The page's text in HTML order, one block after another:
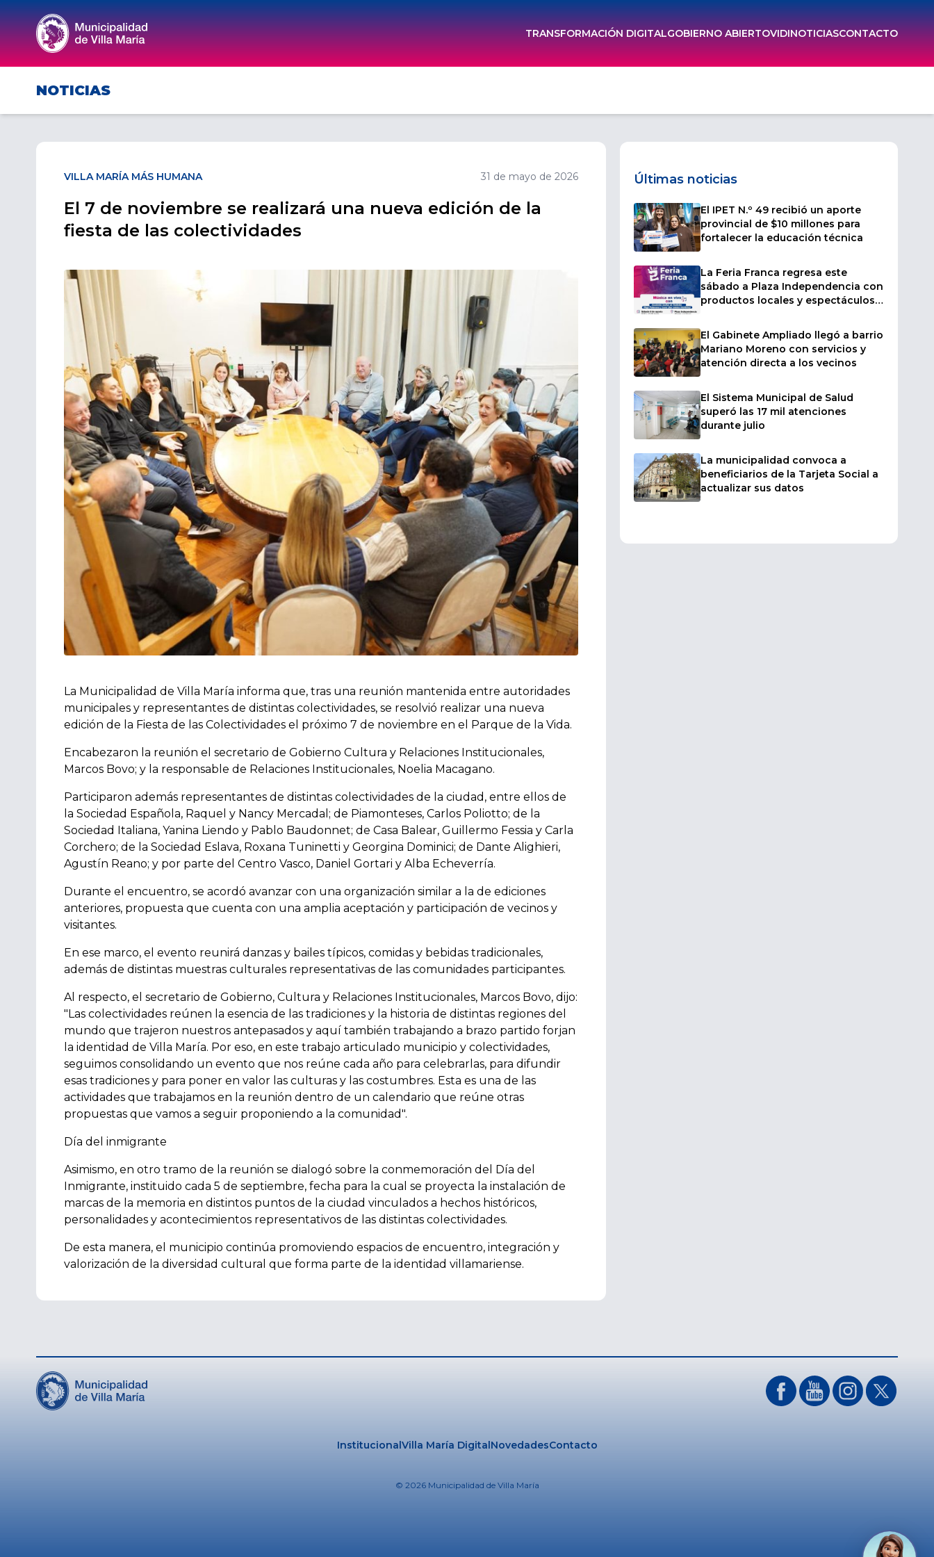
TRANSFORMACIÓN DIGITALGOBIERNO ABIERTOVIDINOTICIASCONTACTO
NOTICIAS
VILLA MARÍA MÁS HUMANA 31 de mayo de 2026
El 7 de noviembre se realizará una nueva edición de la
fiesta de las colectividades
La Municipalidad de Villa María informa que, tras una reunión mantenida entre autoridades
municipales y representantes de distintas colectividades, se resolvió realizar una nueva
edición de la Fiesta de las Colectividades el próximo 7 de noviembre en el Parque de la Vida.
Encabezaron la reunión el secretario de Gobierno Cultura y Relaciones Institucionales,
Marcos Bovo; y la responsable de Relaciones Institucionales, Noelia Macagano.
Participaron además representantes de distintas colectividades de la ciudad, entre ellos de
la Sociedad Española, Raquel y Nancy Mercadal; de Piamonteses, Carlos Poliotto; de la
Sociedad Italiana, Yanina Liendo y Pablo Baudonnet; de Casa Balear, Guillermo Fessia y Carla
Corchero; de la Sociedad Eslava, Roxana Tuninetti y Georgina Dominici; de Dante Alighieri,
Agustín Reano; y por parte del Centro Vasco, Daniel Gortari y Alba Echeverría.
Durante el encuentro, se acordó avanzar con una organización similar a la de ediciones
anteriores, propuesta que cuenta con una amplia aceptación y participación de vecinos y
visitantes.
En ese marco, el evento reunirá danzas y bailes típicos, comidas y bebidas tradicionales,
además de distintas muestras culturales representativas de las comunidades participantes.
Al respecto, el secretario de Gobierno, Cultura y Relaciones Institucionales, Marcos Bovo, dijo:
"Las colectividades reúnen la esencia de las tradiciones y la historia de distintas regiones del
mundo que trajeron nuestros antepasados y aquí también trabajando a brazo partido forjan
la identidad de Villa María. Por eso, en este trabajo articulado municipio y colectividades,
seguimos consolidando un evento que nos reúne cada año para celebrarlas, para difundir
esas tradiciones y para poner en valor las culturas y las costumbres. Esta es una de las
actividades que trabajamos en la reunión dentro de un calendario que reúne otras
propuestas que vamos a seguir proponiendo a la comunidad".
Día del inmigrante
Asimismo, en otro tramo de la reunión se dialogó sobre la conmemoración del Día del
Inmigrante, instituido cada 5 de septiembre, fecha para la cual se proyecta la instalación de
marcas de la memoria en distintos puntos de la ciudad vinculados a hechos históricos,
personalidades y acontecimientos representativos de las distintas colectividades.
De esta manera, el municipio continúa promoviendo espacios de encuentro, integración y
valorización de la diversidad cultural que forma parte de la identidad villamariense.
Últimas noticias
El IPET N.º 49 recibió un aporte
provincial de $10 millones para
fortalecer la educación técnica
La Feria Franca regresa este
sábado a Plaza Independencia con
productos locales y espectáculos
El Gabinete Ampliado llegó a barrio
Mariano Moreno con servicios y
atención directa a los vecinos
El Sistema Municipal de Salud
superó las 17 mil atenciones
durante julio
La municipalidad convoca a
beneficiarios de la Tarjeta Social a
actualizar sus datos
InstitucionalVilla María DigitalNovedadesContacto
© 2026 Municipalidad de Villa María